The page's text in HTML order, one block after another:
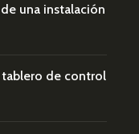
una instalación
de control